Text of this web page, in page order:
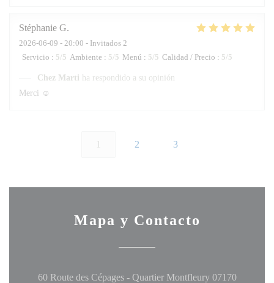
Stéphanie G
2026-06-09 - 20:00 - Invitados 2
Servicio : 5/5 Ambiente : 5/5 Menú : 5/5 Calidad / Precio : 5/5
Chez Marti ha respondido a su opinión
Merci ☺️
1 2 3
Mapa y Contacto
60 Route des Cépages - Quartier Montfleury 07170